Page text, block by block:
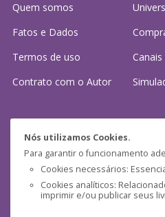
Nós utilizamos Cookies.
Para garantir o funcionamento
Cookies necessários:
Cookies analíticos:
imprimir e/ou publicar seus
Quem somos
Fatos e Dados
Termos de uso
Contrato com o Autor
Precisa de ajuda?
Perguntas frequentes
Fale conosco: (